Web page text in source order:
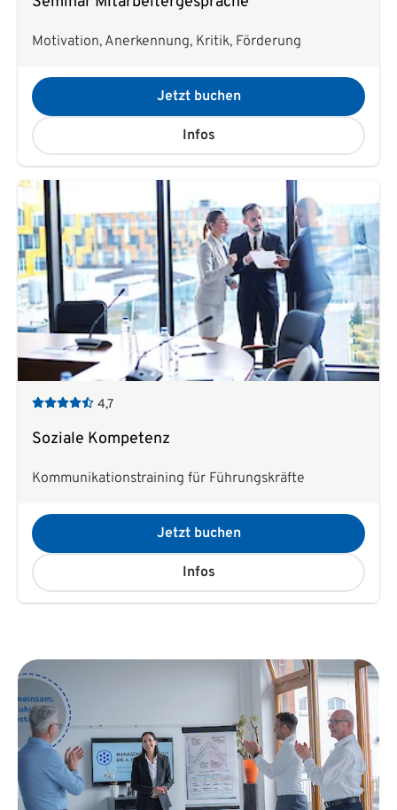
Motivation, Anerkennung, Kritik, Förderung
Jetzt buchen
Infos
4,7
Soziale Kompetenz
Kommunikationstraining für Führungskräfte
Jetzt buchen
Infos